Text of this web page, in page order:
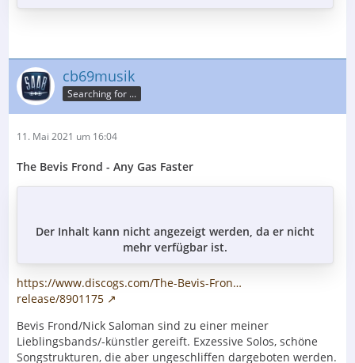
cb69musik
Searching for ...
11. Mai 2021 um 16:04
The Bevis Frond - Any Gas Faster
Der Inhalt kann nicht angezeigt werden, da er nicht
mehr verfügbar ist.
https://www.discogs.com/The-Bevis-Fron…
release/8901175
Bevis Frond/Nick Saloman sind zu einer meiner
Lieblingsbands/-künstler gereift. Exzessive Solos, schöne
Songstrukturen, die aber ungeschliffen dargeboten werden.